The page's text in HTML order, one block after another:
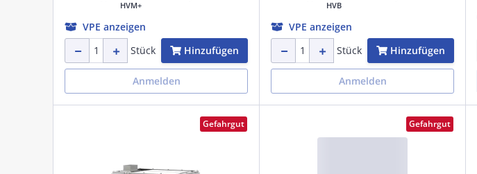
HVM+
VPE anzeigen
Stück
Hinzufügen
Anmelden
HVB
VPE anzeigen
Stück
Hinzufügen
Anmelden
Gefahrgut Gefahrgut